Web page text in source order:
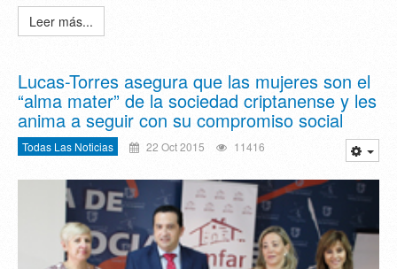
Leer más...
Lucas-Torres asegura que las mujeres son el
“alma mater” de la sociedad criptanense y les
anima a seguir con su compromiso social
Todas Las Noticias 22 Oct 2015 11416